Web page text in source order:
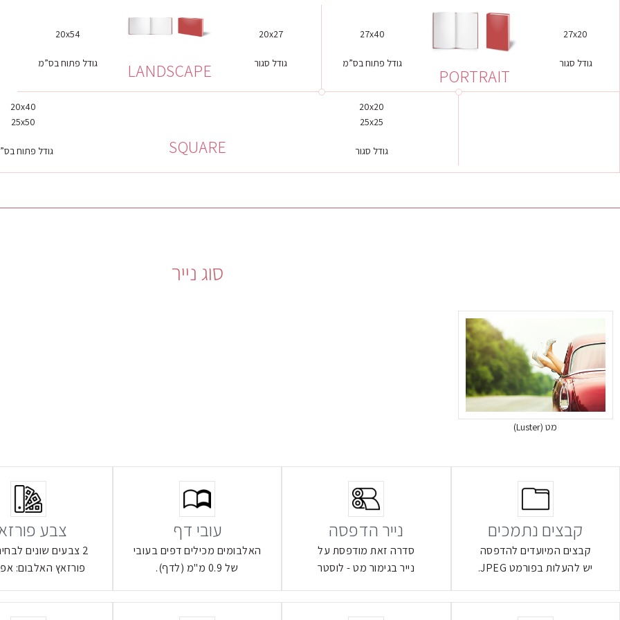
27x20
גודל סגור
PORTRAIT
27x40
גודל פתוח בס”מ
20x27
גודל סגור LANDSCAPE
20x54
גודל פתוח בס”מ
20x20
25x25
גודל סגור SQUARE
20x40
25x50
גודל פתוח
סוג נייר
מט (Luster)
קבצים נתמכים
קבצים המיועדים להדפסה
יש להעלות בפורמט JPEG.
נייר הדפסה
סדרה זאת מודפסת על
נייר בגימור מט - לוסטר
עובי דף
האלבומים מכילים דפים בעובי
של 0.9 מ"מ (לדף).
צבע
2 צבעים שונים
פורזאץ האלבום: